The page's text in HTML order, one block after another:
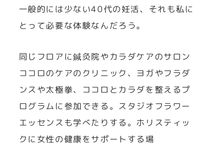
一般的には少ない40代の妊活、それも私に
とって必要な体験なんだろう。
同じフロアに鍼灸院やカラダケアのサロン
ココロのケアのクリニック、ヨガやフラダ
ンスや太極拳、ココロとカラダを整えるプ
ログラムに参加できる。スタジオフラワー
エッセンスも学べたりする。ホリスティッ
クに女性の健康をサポートする場